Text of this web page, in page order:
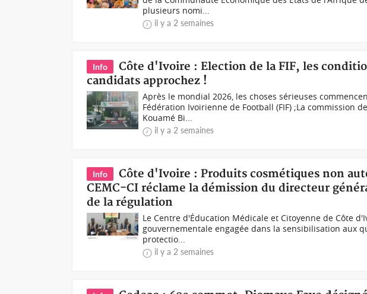
plusieurs nomi...
il y a 2 semaines
Info
Côte d'Ivoire : Election de la FIF, les
candidats approchez !
Après le mondial 2026, les choses sérieuses
Fédération Ivoirienne de Football (FIF) ;La commission
Kouamé Bi...
il y a 2 semaines
Info
Côte d'Ivoire : Produits cosmétiques non
CEMC-CI réclame la démission du directeur
de la régulation
Le Centre d'Éducation Médicale et Citoyenne de Côte
gouvernementale engagée dans la sensibilisation aux
protectio...
il y a 2 semaines